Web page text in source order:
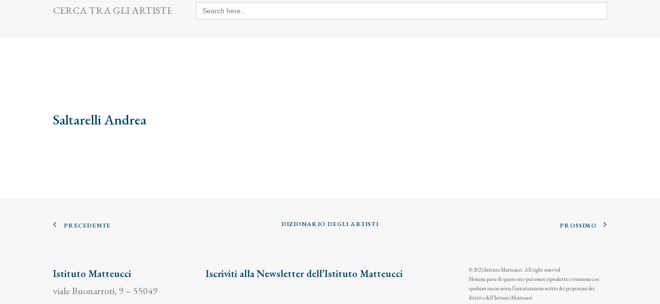
CERCA TRA GLI ARTISTI: Search
for:
Saltarelli Andrea
PRECEDENTE DIZIONARIO DEGLI ARTISTI PROSSIMO
Istituto Matteucci
viale Buonarroti, 9 – 55049
Iscriviti alla Newsletter dell’Istituto Matteucci
© 2025 Istituto Matteucci. All right reserved
Nessuna parte di questo sito può essere riprodotta o trasmessa con
qualsiasi mezzo senza l’autorizzazione scritta dei proprietari dei
diritti e dell’Istituto Matteucci